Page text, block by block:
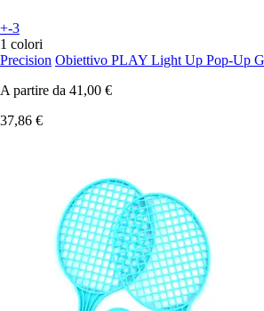
+-3
1 colori
Precision Obiettivo PLAY Light Up Pop-Up
A partire da 41,00 €
37,86 €